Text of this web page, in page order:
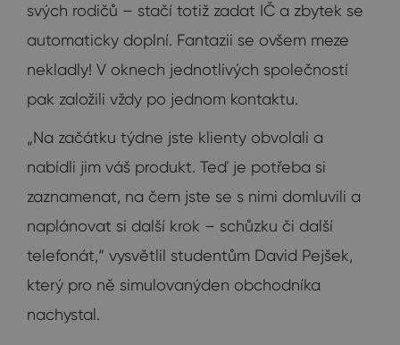
svých rodičů – stačí totiž zadat IČ a zbytek se
automaticky doplní. Fantazii se ovšem meze
nekladly! V oknech jednotlivých společností
pak založili vždy po jednom kontaktu.
„Na začátku týdne jste klienty obvolali a
nabídli jim váš produkt. Teď je potřeba si
zaznamenat, na čem jste se s nimi domluvili a
naplánovat si další krok – schůzku či další
telefonát,“ vysvětlil studentům David Pejšek,
který pro ně simulovanýden obchodníka
nachystal.